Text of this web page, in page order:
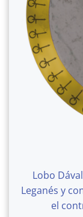
Lobo
Leganés y
el